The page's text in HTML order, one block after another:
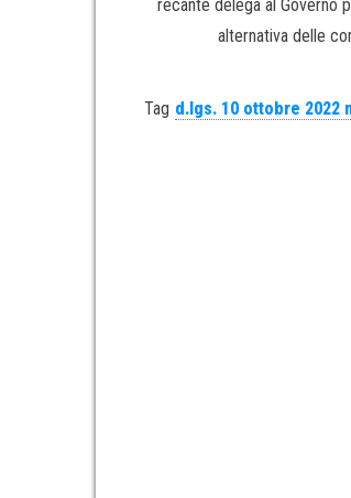
recante delega al Governo
alternativa delle
Tag d.lgs. 10 ottobre 2022